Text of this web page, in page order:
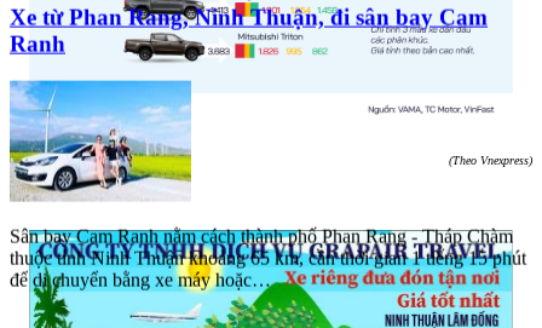
Xe từ Phan Rang, Ninh Thuận, đi sân bay Cam
Ranh
Sân bay Cam Ranh nằm cách thành phố Phan Rang - Tháp Chàm
thuộc tỉnh Ninh Thuận khoảng 65 km, cần thời gian 1 tiếng 15 phút
để di chuyển bằng xe máy hoặc…
(Theo Vnexpress)